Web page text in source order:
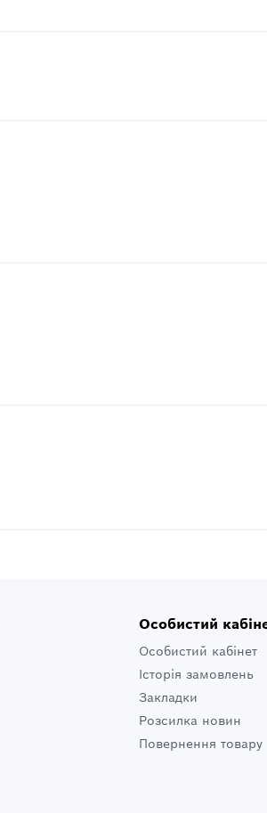
Особистий
Особистий кабінет
Історія замовлень
Закладки
Розсилка новин
Повернення товару